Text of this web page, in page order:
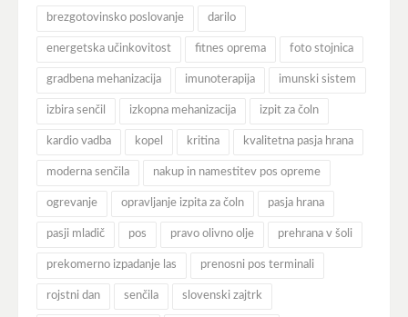
brezgotovinsko poslovanje darilo
energetska učinkovitost fitnes oprema foto stojnica
gradbena mehanizacija imunoterapija imunski sistem
izbira senčil izkopna mehanizacija izpit za čoln
kardio vadba kopel kritina kvalitetna pasja hrana
moderna senčila nakup in namestitev pos opreme
ogrevanje opravljanje izpita za čoln pasja hrana
pasji mladič pos pravo olivno olje prehrana v šoli
prekomerno izpadanje las prenosni pos terminali
rojstni dan senčila slovenski zajtrk